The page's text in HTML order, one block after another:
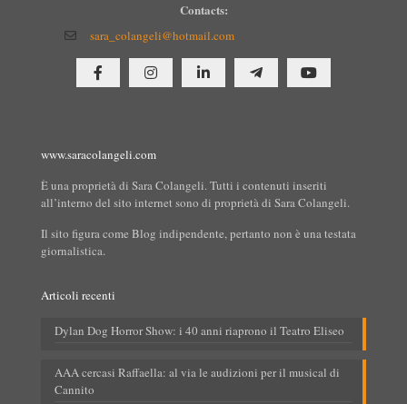
Contacts:
sara_colangeli@hotmail.com
www.saracolangeli.com
È una proprietà di Sara Colangeli. Tutti i contenuti inseriti
all’interno del sito internet sono di proprietà di Sara Colangeli.
Il sito figura come Blog indipendente, pertanto non è una testata
giornalistica.
Articoli recenti
Dylan Dog Horror Show: i 40 anni riaprono il Teatro Eliseo
AAA cercasi Raffaella: al via le audizioni per il musical di
Cannito